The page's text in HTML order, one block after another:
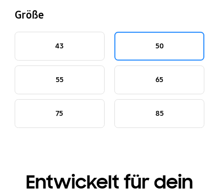
Größe
43 50
55 65
75 85
Entwickelt für dein